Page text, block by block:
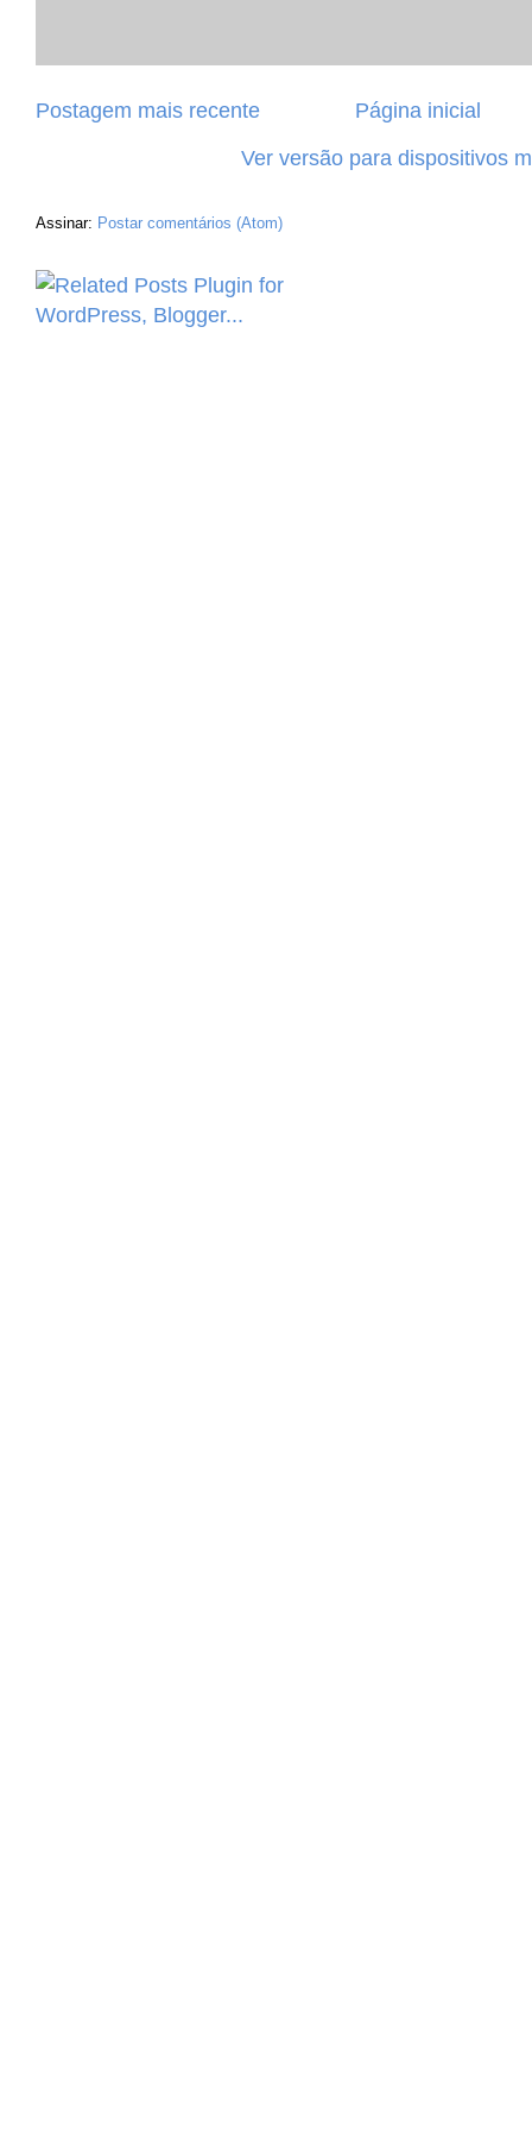
Postagem mais recente
Página inicial
Ver versão para dispositivos
Assinar: Postar comentários (Atom)